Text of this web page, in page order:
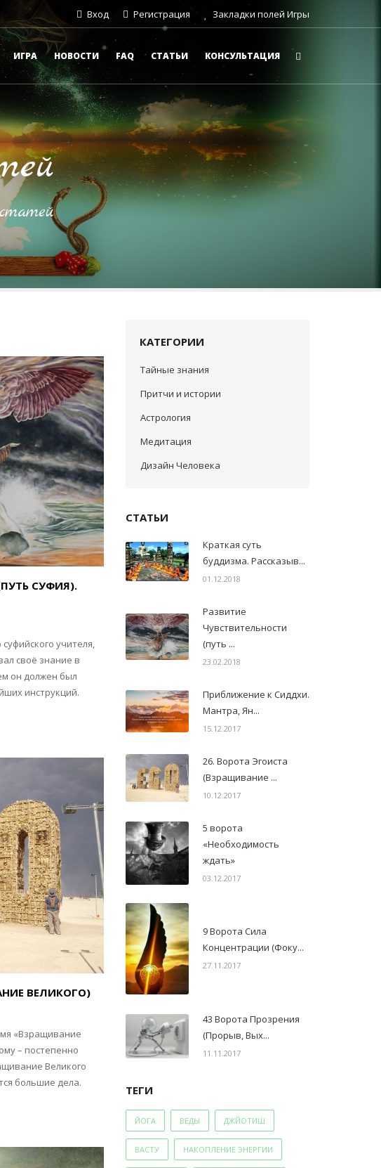
Вход Регистрация Закладки полей Игры
ИГРА НОВОСТИ FAQ СТАТЬИ КОНСУЛЬТАЦИЯ
СУФИЯ).
учителя,
своё знание в
он должен был
инструкций.
ВЕЛИКОГО)
«Взращивание
– постепенно
Великого
большие дела.
КАТЕГОРИИ
Тайные знания
Притчи и истории
Астрология
Медитация
Дизайн Человека
CТАТЬИ
Краткая суть
буддизма. Рассказыв...
01.12.2018
Развитие
Чувствительности
(путь ...
23.02.2018
Приближение к Сиддхи.
Мантра, Ян...
15.12.2017
26. Ворота Эгоиста
(Взращивание ...
10.12.2017
5 ворота
«Необходимость
ждать»
03.12.2017
9 Ворота Сила
Концентрации (Фоку...
27.11.2017
43 Ворота Прозрения
(Прорыв, Вых...
11.11.2017
ТЕГИ
ЙОГА ВЕДЫ ДЖЙОТИШ
ВАСТУ НАКОПЛЕНИЕ ЭНЕРГИИ